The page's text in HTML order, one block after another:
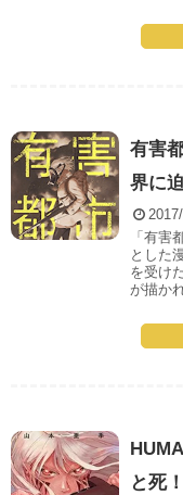
有害
界に
「有害
とした
を受け
が描か
と死